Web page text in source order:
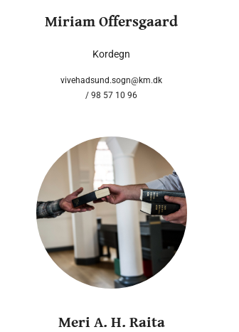
Miriam Offersgaard
Kordegn
vivehadsund.sogn@km.dk
/ 98 57 10 96
Meri A. H. Raita